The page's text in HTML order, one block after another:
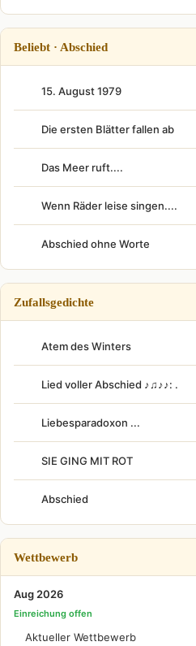
Beliebt · Abschied
15. August 1979
Die ersten Blätter fallen ab
Das Meer ruft....
Wenn Räder leise singen....
Abschied ohne Worte
Zufallsgedichte
Atem des Winters
Lied voller Abschied ♪♫♪♪: .
Liebesparadoxon ...
SIE GING MIT ROT
Abschied
Wettbewerb
Aug 2026
Einreichung offen
Aktueller Wettbewerb